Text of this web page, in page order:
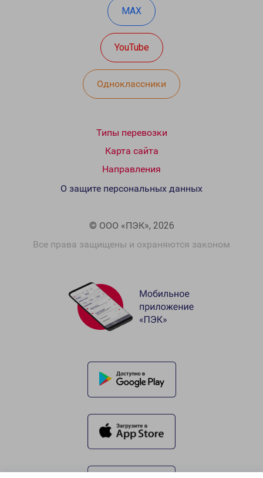
MAX
YouTube
Одноклассники
Типы перевозки
Карта сайта
Направления
© ООО «ПЭК», 2026
Все права защищены и охраняются законом
О защите персональных данных